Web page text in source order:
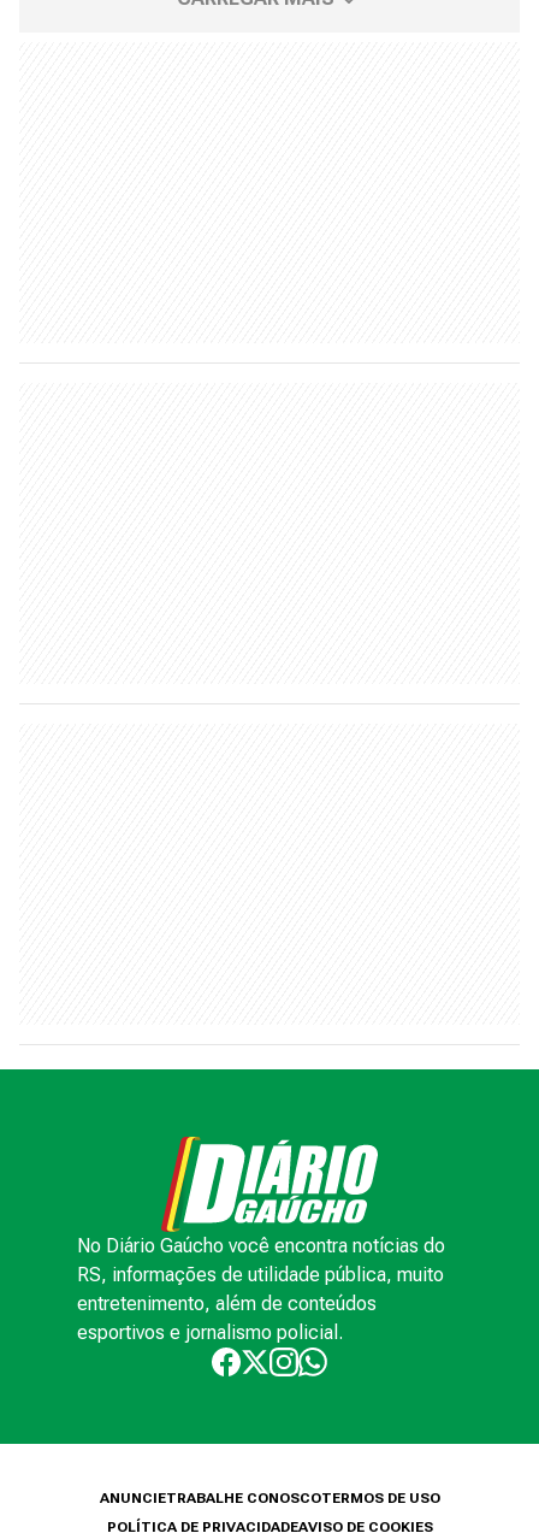
No Diário Gaúcho você encontra notícias do
RS, informações de utilidade pública, muito
entretenimento, além de conteúdos
esportivos e jornalismo policial.
ANUNCIETRABALHE CONOSCOTERMOS DE USO
POLÍTICA DE PRIVACIDADEAVISO DE COOKIES